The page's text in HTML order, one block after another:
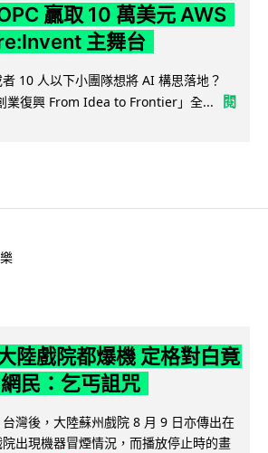
贏取 10 萬美元 AWS
主舞台
10 人以下小團隊想將 AI 構思落地？
業復興 From Idea to Frontier」全...
閱
陸戲院都爆機 定格對白竟
民：乞丐詛咒
台灣後，大陸蘇州戲院 8 月 9 日亦傳出在
出現機器冒煙情況，而播放停止時的畫